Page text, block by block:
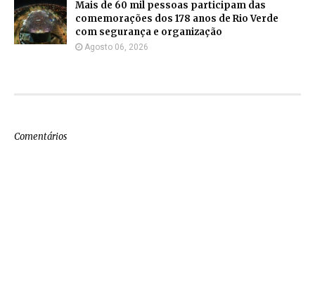
Mais de 60 mil pessoas participam das
comemorações dos 178 anos de Rio Verde
com segurança e organização
Agosto 06, 2026
Comentários